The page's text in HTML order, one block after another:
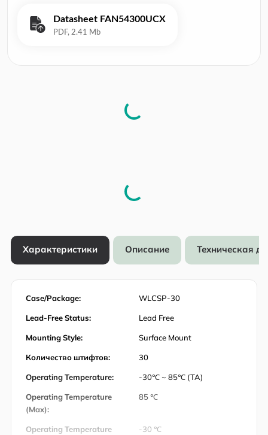
Datasheet FAN54300UCX
Характеристики Описание Техническая
Case/Package: WLCSP-30
Lead-Free Status: Lead Free
Mounting Style: Surface Mount
Количество штифтов: 30
Operating Temperature: -30℃ ~ 85℃ (TA)
Operating Temperature
(Max):
85 ℃
Operating Temperature
-30 ℃